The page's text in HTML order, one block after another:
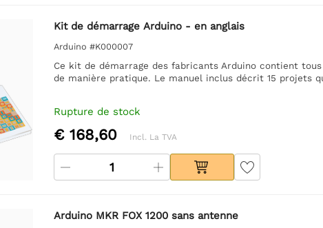
Kit de démarrage Arduino - en anglais
Arduino #K000007
Ce kit de démarrage des fabricants Arduino contient
de manière pratique. Le manuel inclus décrit 15 projets
Rupture de stock
€ 168,60 Incl. La TVA
Arduino MKR FOX 1200 sans antenne